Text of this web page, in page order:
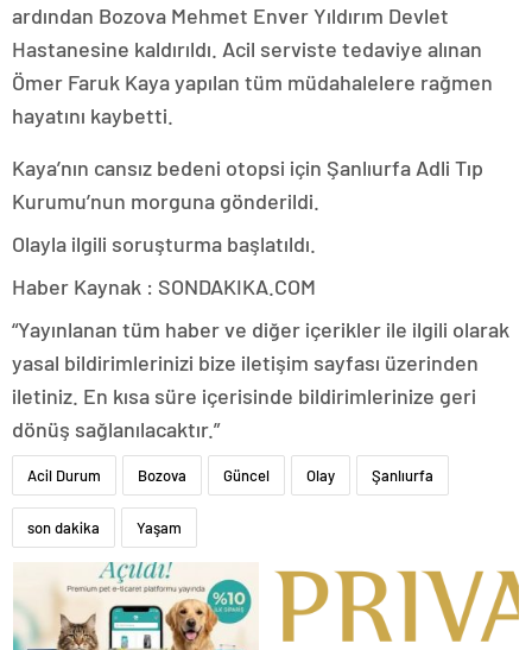
ardından Bozova Mehmet Enver Yıldırım Devlet
Hastanesine kaldırıldı. Acil serviste tedaviye alınan
Ömer Faruk Kaya yapılan tüm müdahalelere rağmen
hayatını kaybetti.
Kaya’nın cansız bedeni otopsi için Şanlıurfa Adli Tıp
Kurumu’nun morguna gönderildi.
Olayla ilgili soruşturma başlatıldı.
Haber Kaynak : SONDAKIKA.COM
“Yayınlanan tüm haber ve diğer içerikler ile ilgili olarak
yasal bildirimlerinizi bize iletişim sayfası üzerinden
iletiniz. En kısa süre içerisinde bildirimlerinize geri
dönüş sağlanılacaktır.”
Acil Durum Bozova Güncel Olay Şanlıurfa
son dakika Yaşam